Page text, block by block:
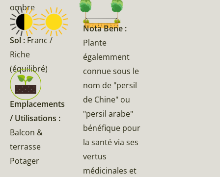
ombre
Sol : Franc /
Riche
(équilibré)
Emplacements
/ Utilisations :
Balcon &
terrasse
Potager
Nota Bene :
Plante
égalemment
connue sous le
nom de "persil
de Chine" ou
"persil arabe"
bénéfique pour
la santé via ses
vertus
médicinales et